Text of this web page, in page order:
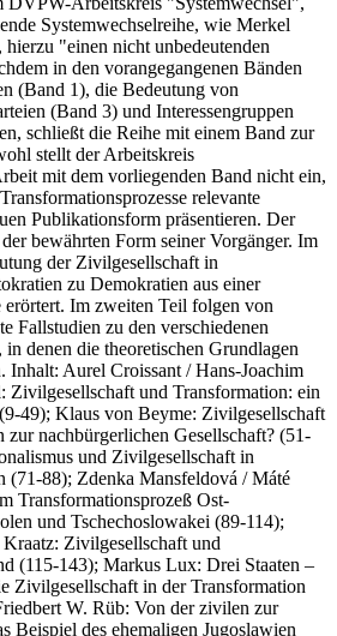
Systemwechselreihe, wie Merkel
"einen nicht unbedeutenden
in den vorangegangenen Bänden
(Band 1), die Bedeutung von
(Band 3) und Interessengruppen
schließt die Reihe mit einem Band zur
stellt der Arbeitskreis
mit dem vorliegenden Band nicht ein,
relevante
Publikationsform präsentieren. Der
bewährten Form seiner Vorgänger. Im
der Zivilgesellschaft in
zu Demokratien aus einer
erörtert. Im zweiten Teil folgen von
Fallstudien zu den verschiedenen
denen die theoretischen Grundlagen
Inhalt: Aurel Croissant / Hans-Joachim
und Transformation: ein
49); Klaus von Beyme: Zivilgesellschaft
nachbürgerlichen Gesellschaft? (51-
und Zivilgesellschaft in
(71-88); Zdenka Mansfeldová / Máté
Transformationsprozeß Ost-
und Tschechoslowakei (89-114);
Zivilgesellschaft und
(115-143); Markus Lux: Drei Staaten –
Zivilgesellschaft in der Transformation
W. Rüb: Von der zivilen zur
Beispiel des ehemaligen Jugoslawien